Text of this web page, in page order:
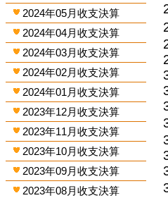
2024年05月收支決算
2024年04月收支決算
2024年03月收支決算
2024年02月收支決算
2024年01月收支決算
2023年12月收支決算
2023年11月收支決算
2023年10月收支決算
2023年09月收支決算
2023年08月收支決算